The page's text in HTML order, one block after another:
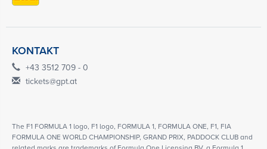
KONTAKT
+43 3512 709 - 0
tickets@gpt.at
The F1 FORMULA 1 logo, F1 logo, FORMULA 1, FORMULA ONE, F1, FIA
FORMULA ONE WORLD CHAMPIONSHIP, GRAND PRIX, PADDOCK CLUB and